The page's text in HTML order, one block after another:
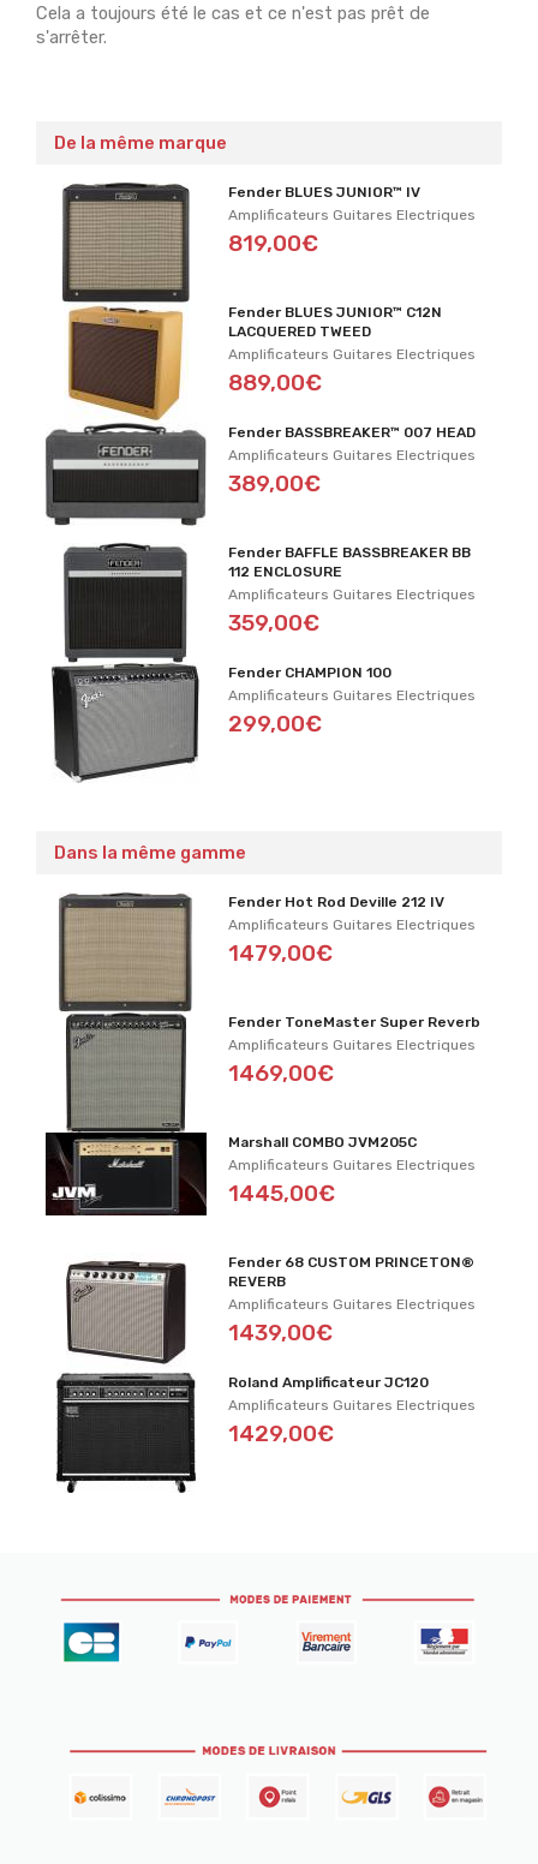
Cela a toujours été le cas et ce n'est pas prêt de
s'arrêter.
De la même marque
Fender BLUES JUNIOR™ IV
Amplificateurs Guitares Electriques
819,00€
Fender BLUES JUNIOR™ C12N
LACQUERED TWEED
Amplificateurs Guitares Electriques
889,00€
Fender BASSBREAKER™ 007 HEAD
Amplificateurs Guitares Electriques
389,00€
Fender BAFFLE BASSBREAKER BB
112 ENCLOSURE
Amplificateurs Guitares Electriques
359,00€
Fender CHAMPION 100
Amplificateurs Guitares Electriques
299,00€
Dans la même gamme
Fender Hot Rod Deville 212 IV
Amplificateurs Guitares Electriques
1479,00€
Fender ToneMaster Super Reverb
Amplificateurs Guitares Electriques
1469,00€
Marshall COMBO JVM205C
Amplificateurs Guitares Electriques
1445,00€
Fender 68 CUSTOM PRINCETON®
REVERB
Amplificateurs Guitares Electriques
1439,00€
Roland Amplificateur JC120
Amplificateurs Guitares Electriques
1429,00€